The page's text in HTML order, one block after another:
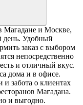
Магадане и Москве,
день. Удобный
заказ с выбором
непосредственно
и отличный вкус.
дома и в офисе.
и забота о клиентах
Магадана.
и выгодно.